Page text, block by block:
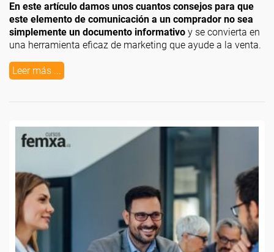
En este artículo damos unos cuantos consejos para que
este elemento de comunicación a un comprador no sea
simplemente un documento informativo y se convierta en
una herramienta eficaz de marketing que ayude a la venta.
Leer más ...